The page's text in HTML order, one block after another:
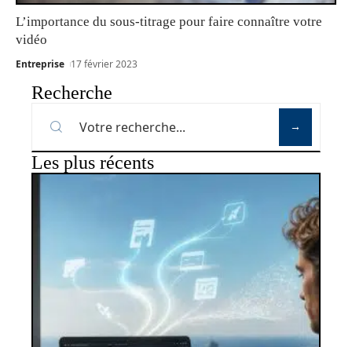
L’importance du sous-titrage pour faire connaître votre
vidéo
Entreprise 17 février 2023
Recherche
Les plus récents